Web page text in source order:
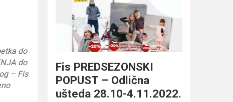
do
do
– Fis
Fis PREDSEZONSKI
POPUST – Odlična
ušteda 28.10-4.11.2022.